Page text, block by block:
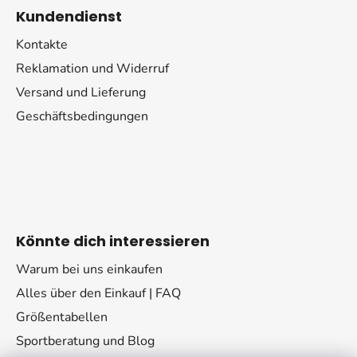
Kundendienst
Kontakte
Reklamation und Widerruf
Versand und Lieferung
Geschäftsbedingungen
Könnte dich interessieren
Warum bei uns einkaufen
Alles über den Einkauf | FAQ
Größentabellen
Sportberatung und Blog